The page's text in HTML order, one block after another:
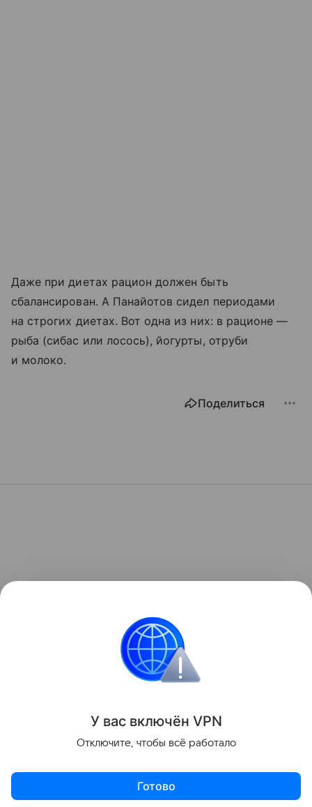
Даже при диетах рацион должен быть
сбалансирован. А Панайотов сидел периодами
на строгих диетах. Вот одна из них: в рационе —
рыба (сибас или лосось), йогурты, отруби
и молоко.
Поделиться
У вас включён VPN
Отключите, чтобы всё работало
Готово